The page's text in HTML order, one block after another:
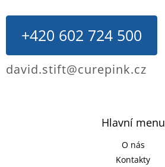
Hlavní menu
O nás
Kontakty
+420 602 724 500
david.stift@curepink.cz